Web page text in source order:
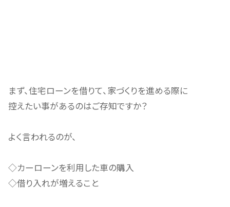
まず、住宅ローンを借りて、家づくりを進める際に
控えたい事があるのはご存知ですか？
よく言われるのが、
◇カーローンを利用した車の購入
◇借り入れが増えること